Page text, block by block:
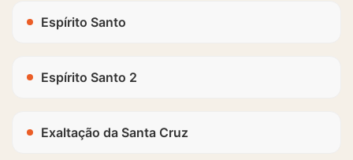
Espírito Santo
Espírito Santo 2
Exaltação da Santa Cruz